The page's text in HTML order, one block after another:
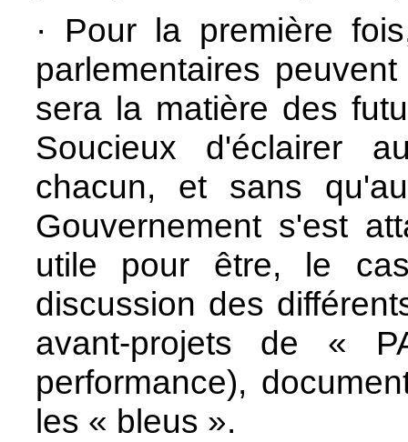
· Pour la première
parlementaires
sera la matière des
Soucieux d'éclairer
chacun, et sans
Gouvernement s'est
utile pour être, le
discussion des
avant-projets de «
performance),
les « bleus ».